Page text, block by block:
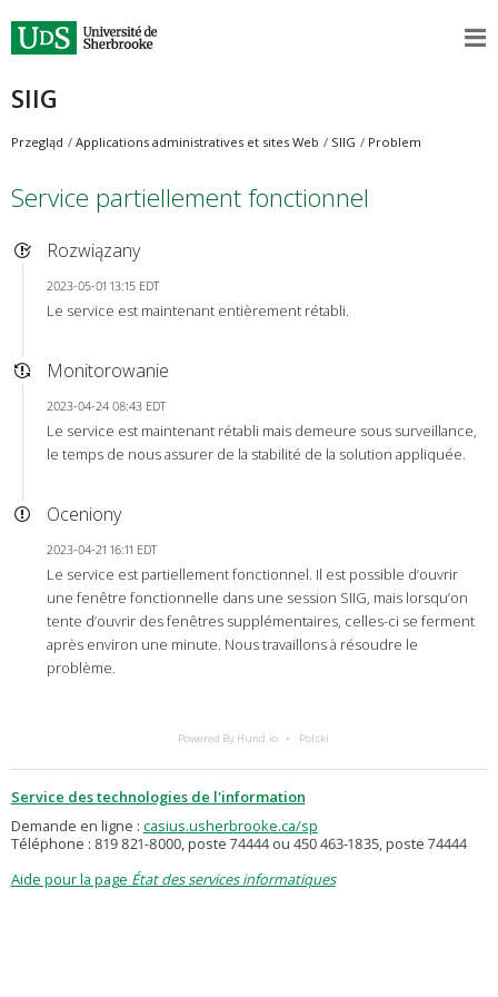
SIIG
Przegląd Applications administratives et sites Web SIIG Problem
Service partiellement fonctionnel
Rozwiązany
2023-05-01 13:15 EDT
Le service est maintenant entièrement rétabli.
Monitorowanie
2023-04-24 08:43 EDT
Le service est maintenant rétabli mais demeure sous surveillance,
le temps de nous assurer de la stabilité de la solution appliquée.
Oceniony
2023-04-21 16:11 EDT
Le service est partiellement fonctionnel. Il est possible d’ouvrir
une fenêtre fonctionnelle dans une session SIIG, mais lorsqu’on
tente d’ouvrir des fenêtres supplémentaires, celles-ci se ferment
après environ une minute. Nous travaillons à résoudre le
problème.
Powered By Hund.io Polski
Service des technologies de l'information
Demande en ligne : casius.usherbrooke.ca/sp
Téléphone : 819 821-8000, poste 74444 ou 450 463-1835, poste 74444
Aide pour la page État des services informatiques